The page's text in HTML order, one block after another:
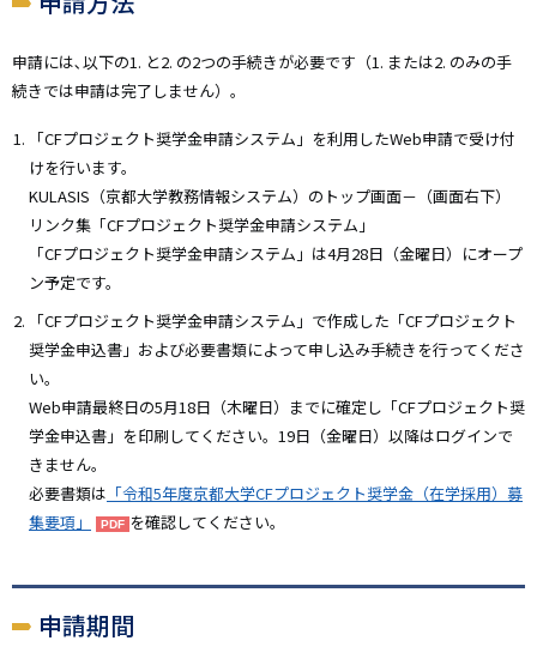
申請には､以下の1. と2. の2つの手続きが必要です（1. または2. のみの手
続きでは申請は完了しません）｡
「CFプロジェクト奨学金申請システム」を利用したWeb申請で受け付
けを行います。
KULASIS（京都大学教務情報システム）のトップ画面－（画面右下）
リンク集「CFプロジェクト奨学金申請システム」
「CFプロジェクト奨学金申請システム」は4月28日（金曜日）にオープ
ン予定です。
「CFプロジェクト奨学金申請システム」で作成した「CFプロジェクト
奨学金申込書」および必要書類によって申し込み手続きを行ってくださ
い。
Web申請最終日の5月18日（木曜日）までに確定し「CFプロジェクト奨
学金申込書」を印刷してください。19日（金曜日）以降はログインで
きません。
必要書類は 「令和5年度京都大学CFプロジェクト奨学金（在学採用）募
集要項」
を確認してください。
申請期間